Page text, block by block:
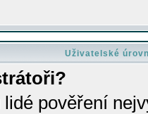
Uživatelské
pověření